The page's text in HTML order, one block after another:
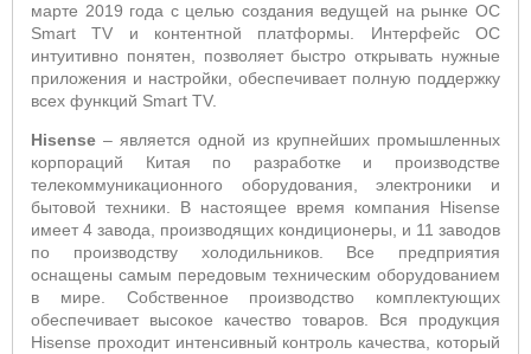
марте 2019 года с целью создания ведущей на рынке ОС
Smart TV и контентной платформы. Интерфейс ОС
интуитивно понятен, позволяет быстро открывать нужные
приложения и настройки, обеспечивает полную поддержку
всех функций Smart TV.
Hisense – является одной из крупнейших промышленных
корпораций Китая по разработке и производстве
телекоммуникационного оборудования, электроники и
бытовой техники. В настоящее время компания Hisense
имеет 4 завода, производящих кондиционеры, и 11 заводов
по производству холодильников. Все предприятия
оснащены самым передовым техническим оборудованием
в мире. Собственное производство комплектующих
обеспечивает высокое качество товаров. Вся продукция
Hisense проходит интенсивный контроль качества, который